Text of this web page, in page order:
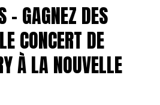
– GAGNEZ DES
CONCERT DE
À LA NOUVELLE